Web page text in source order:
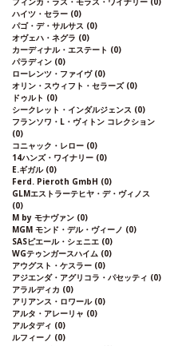
ハイツ・セラー (0)
パゴ・デ・サルサス (0)
オヴェハ・ネグラ (0)
カーディナル・エステート (0)
パラディン (0)
ローレンツ・ファイヴ (0)
オリン・スウィフト・セラーズ (0)
ドゥルト (0)
シークレット・インダルジェンス (0)
フランソワ・L・ヴィトン コレクション
(0)
コニャック・レロー (0)
14ハンズ・ワイナリー (0)
E.ギガル (0)
Ferd. Pieroth GmbH (0)
GLMエストラーテヒヤ・デ・ヴィノス
(0)
M by モナヴァン (0)
MGM モンド・デル・ヴィーノ (0)
SASピエール・シェニエ (0)
WGテゥンガースハイム (0)
アウグスト・ケスラー (0)
アジエンダ・アグリコラ・パセッティ (0)
アラルディカ (0)
アリアンス・ロワール (0)
アルタ・アレーリャ (0)
アルタディ (0)
ルフィーノ (0)